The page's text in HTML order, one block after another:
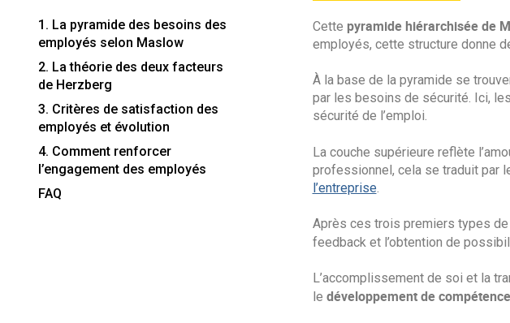
1. La pyramide des besoins des
employés selon Maslow
2. La théorie des deux facteurs
de Herzberg
3. Critères de satisfaction des
employés et évolution
4. Comment renforcer
l’engagement des employés
FAQ
Cette pyramide hiérarchisée de
employés, cette structure donne
À la base de la pyramide se
par les besoins de sécurité. Ici,
sécurité de l’emploi.
La couche supérieure reflète
professionnel, cela se traduit par
l’entreprise.
Après ces trois premiers types
feedback et l’obtention de
L’accomplissement de soi et la
le développement de